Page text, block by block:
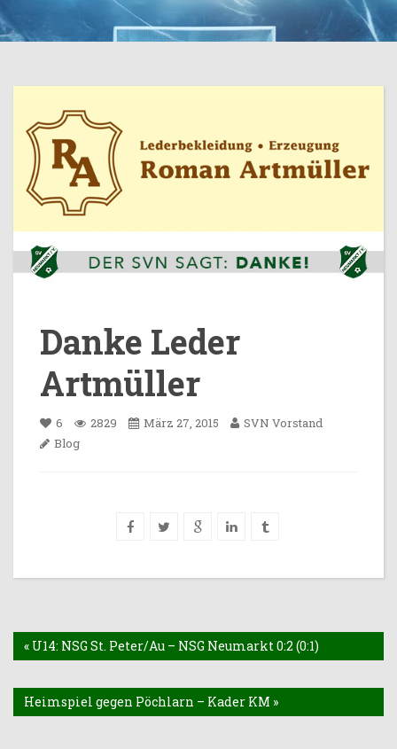
Danke Leder
Artmüller
6 2829 März 27, 2015
SVN Vorstand
Blog
« U14: NSG St. Peter/Au – NSG Neumarkt 0:2 (0:1)
Heimspiel gegen Pöchlarn – Kader KM »